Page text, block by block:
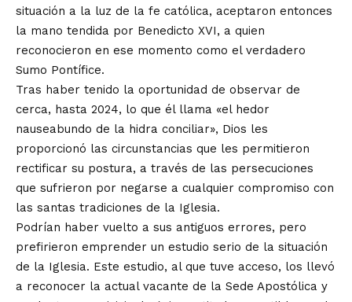
situación a la luz de la fe católica, aceptaron entonces
la mano tendida por Benedicto XVI, a quien
reconocieron en ese momento como el verdadero
Sumo Pontífice.
Tras haber tenido la oportunidad de observar de
cerca, hasta 2024, lo que él llama «el hedor
nauseabundo de la hidra conciliar», Dios les
proporcionó las circunstancias que les permitieron
rectificar su postura, a través de las persecuciones
que sufrieron por negarse a cualquier compromiso con
las santas tradiciones de la Iglesia.
Podrían haber vuelto a sus antiguos errores, pero
prefirieron emprender un estudio serio de la situación
de la Iglesia. Este estudio, al que tuve acceso, los llevó
a reconocer la actual vacante de la Sede Apostólica y